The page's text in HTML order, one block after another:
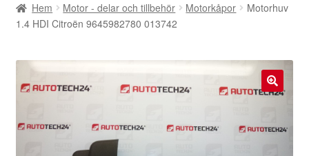
Betalningar
Klagomål
Kolla upp
Hem Motor - delar och tillbehör Motorkåpor
Motorhuv
1.4 HDI Citroën 9645982780 013742
🔍